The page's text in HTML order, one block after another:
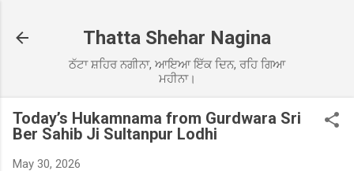
Thatta Shehar Nagina
ਠੱਟਾ ਸ਼ਹਿਰ ਨਗੀਨਾ, ਆਇਆ ਇੱਕ ਦਿਨ, ਰਹਿ ਗਿਆ
ਮਹੀਨਾ।
Today’s Hukamnama from Gurdwara Sri
Ber Sahib Ji Sultanpur Lodhi
May 30, 2026